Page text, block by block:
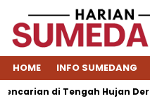
HOME INFO SUMEDANG
di Tengah Hujan Deras